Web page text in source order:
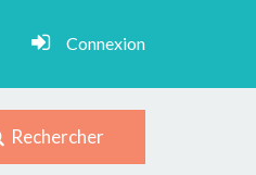
Connexion
Rechercher